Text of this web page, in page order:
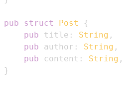
pub struct Post
{
pub title : String ,
pub author : String ,
pub content : String ,
}